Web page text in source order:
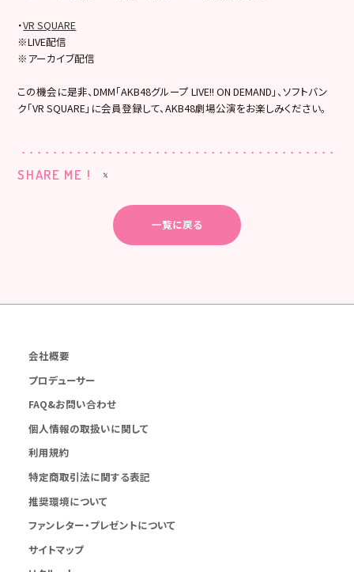
・VR SQUARE
※LIVE配信
※アーカイブ配信
この機会に是非、DMM「AKB48グループ LIVE!! ON DEMAND」、ソフトバン
ク「VR SQUARE」に会員登録して、AKB48劇場公演をお楽しみください。
SHARE ME !
一覧に戻る
会社概要
プロデューサー
FAQ&お問い合わせ
個人情報の取扱いに関して
利用規約
特定商取引法に関する表記
推奨環境について
ファンレター・プレゼントについて
サイトマップ